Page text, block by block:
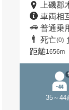
上磯
車両相
普通乗
死亡(0)
距離1656m
35～44